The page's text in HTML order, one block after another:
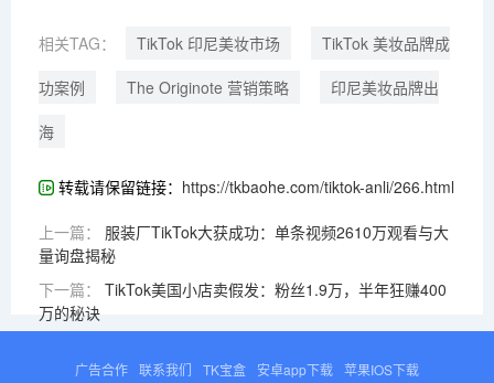
相关TAG： TikTok 印尼美妆市场
TikTok 美妆品牌成
功案例
The Originote 营销策略
印尼美妆品牌出
海
转载请保留链接： https://tkbaohe.com/tiktok-anli/266.html
上一篇：
服装厂TikTok大获成功：单条视频2610万观看与大
量询盘揭秘
下一篇：
TikTok美国小店卖假发：粉丝1.9万，半年狂赚400
万的秘诀
广告合作 联系我们 TK宝盒 安卓app下载 苹果IOS下载